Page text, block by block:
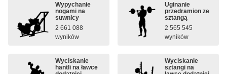
Wypychanie
nogami na
suwnicy
2 661 088
wyników
Uginanie
przedramion ze
sztangą
2 565 545
wyników
Wyciskanie
hantli na ławce
Wyciskanie
sztangi na